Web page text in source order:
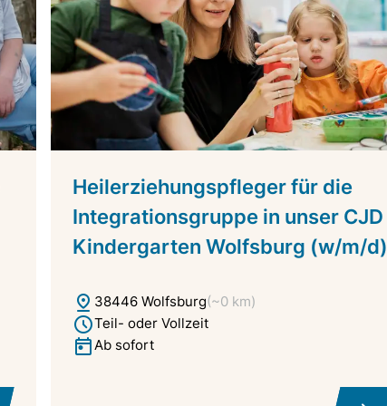
Heilerziehungspfleger für die
Integrationsgruppe in unser CJD
Kindergarten Wolfsburg (w/m/d)
38446 Wolfsburg(~0 km)
Teil- oder Vollzeit
Ab sofort